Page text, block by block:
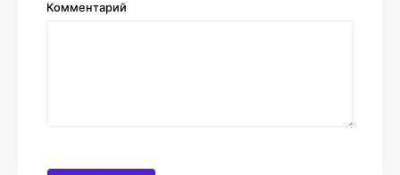
Комментарий